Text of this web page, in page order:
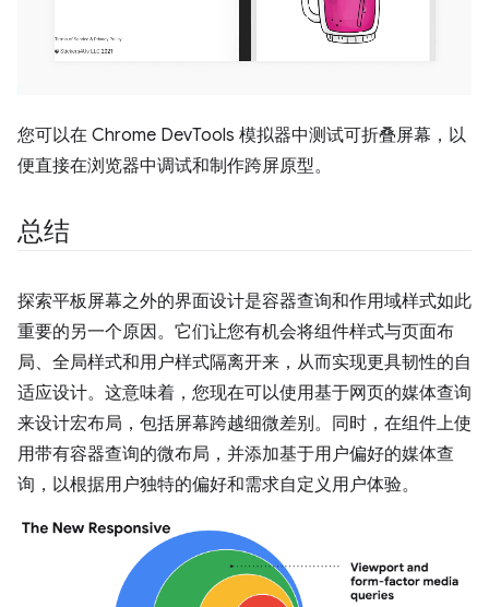
您可以在 Chrome DevTools 模拟器中测试可折叠屏幕，以
便直接在浏览器中调试和制作跨屏原型。
总结
探索平板屏幕之外的界面设计是容器查询和作用域样式如此
重要的另一个原因。它们让您有机会将组件样式与页面布
局、全局样式和用户样式隔离开来，从而实现更具韧性的自
适应设计。这意味着，您现在可以使用基于网页的媒体查询
来设计宏布局，包括屏幕跨越细微差别。同时，在组件上使
用带有容器查询的微布局，并添加基于用户偏好的媒体查
询，以根据用户独特的偏好和需求自定义用户体验。